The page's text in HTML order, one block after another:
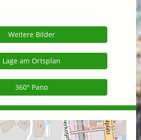
Weitere Bilder
Lage am Ortsplan
360° Pano